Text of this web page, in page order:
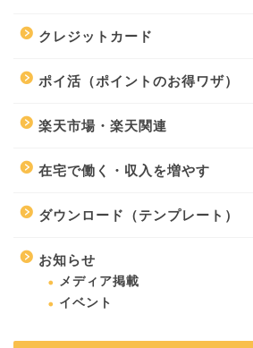
クレジットカード
ポイ活（ポイントのお得ワザ）
楽天市場・楽天関連
在宅で働く・収入を増やす
ダウンロード（テンプレート）
お知らせ
メディア掲載
イベント